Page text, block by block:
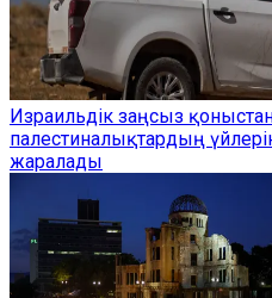
Израильдік заңсыз
палестиналықтардың
жаралады